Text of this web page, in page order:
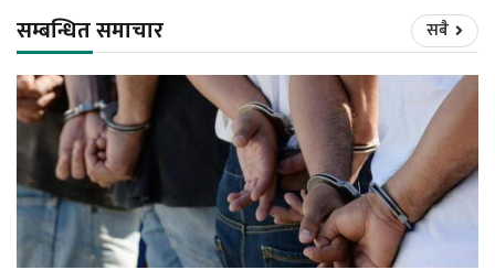
सम्बन्धित समाचार सबै